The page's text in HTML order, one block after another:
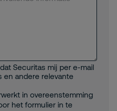
Securitas mij per e-mail
en andere relevante
in overeenstemming
het formulier in te